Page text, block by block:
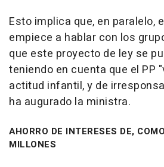
Esto implica que, en paralelo,
empiece a hablar con los
que este proyecto de ley se
teniendo en cuenta que el PP
actitud infantil, y de
ha augurado la ministra.
AHORRO DE INTERESES DE,
MILLONES